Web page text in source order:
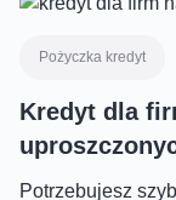
Pożyczka kredyt
Kredyt dla
Potrzebujesz